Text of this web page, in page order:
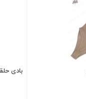
بادی